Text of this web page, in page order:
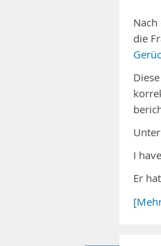
die
I
Er